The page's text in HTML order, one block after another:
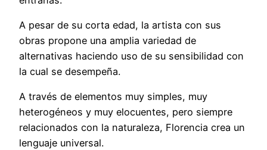
A pesar de su corta edad, la artista con sus
obras propone una amplia variedad de
alternativas haciendo uso de su sensibilidad con
la cual se desempeña.
A través de elementos muy simples, muy
heterogéneos y muy elocuentes, pero siempre
relacionados con la naturaleza, Florencia crea un
lenguaje universal.